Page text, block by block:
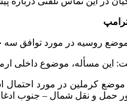
موضع روسیه در مورد توافق
این مسأله، موضوع داخلی
موضع کرملین در مورد
حمل و نقل شمال – جنوب